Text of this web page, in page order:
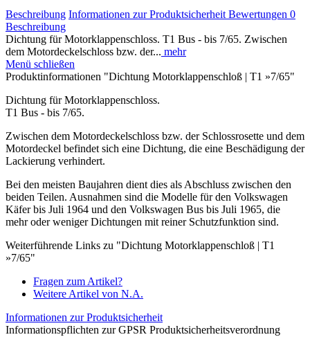
Beschreibung Informationen zur Produktsicherheit Bewertungen 0
Beschreibung
Dichtung für Motorklappenschloss. T1 Bus - bis 7/65. Zwischen
dem Motordeckelschloss bzw. der... mehr
Menü schließen
Produktinformationen "Dichtung Motorklappenschloß | T1 »7/65"
Dichtung für Motorklappenschloss.
T1 Bus - bis 7/65.
Zwischen dem Motordeckelschloss bzw. der Schlossrosette und dem
Motordeckel befindet sich eine Dichtung, die eine Beschädigung der
Lackierung verhindert.
Bei den meisten Baujahren dient dies als Abschluss zwischen den
beiden Teilen. Ausnahmen sind die Modelle für den Volkswagen
Käfer bis Juli 1964 und den Volkswagen Bus bis Juli 1965, die
mehr oder weniger Dichtungen mit reiner Schutzfunktion sind.
Weiterführende Links zu "Dichtung Motorklappenschloß | T1
»7/65"
Fragen zum Artikel?
Weitere Artikel von N.A.
Informationen zur Produktsicherheit
Informationspflichten zur GPSR Produktsicherheitsverordnung